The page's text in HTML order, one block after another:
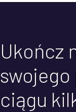
Ukończ
swojego
ciągu